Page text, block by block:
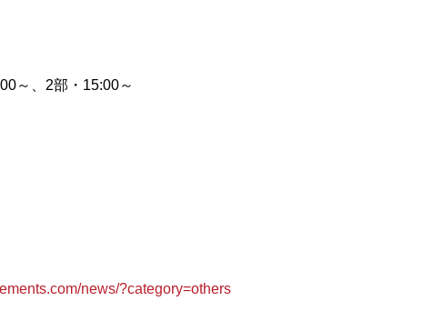
～、2部・15:00～
news/?category=others